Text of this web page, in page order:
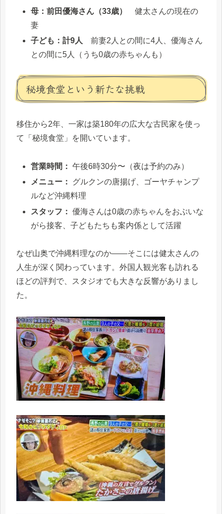
母：前田優海さん（33歳）
健太さんの現在の
妻
子ども：計9人
前妻2人との間に4人、優海さん
との間に5人（うち0歳の赤ちゃんも）
秘境食堂という新たな挑戦
移住から2年、一家は築180年の広大な古民家を使っ
て「秘境食堂」を開いています。
営業時間： 午後6時30分〜（夜は予約のみ）
メニュー：
グルクンの唐揚げ、ゴーヤチャンプ
ルなど沖縄料理
スタッフ： 優海さんは0歳の赤ちゃんをおぶいな
がら接客、子どもたちも案内係として活躍
なぜ山奥で沖縄料理なのか——そこには健太さんの
人生が深く関わっています。外国人観光客も訪れる
ほどの評判で、スタジオでも大きな反響がありまし
た。